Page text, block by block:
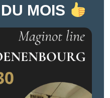
MOIS